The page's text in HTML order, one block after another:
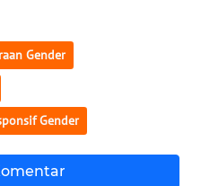
Gender
Gender